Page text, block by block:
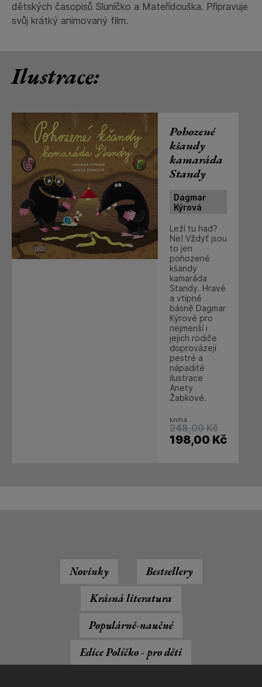
dětských časopisů Sluníčko a Mateřídouška. Připravuje
svůj krátký animovaný film.
Ilustrace:
Pohozené
kšandy
kamaráda
Standy
Dagmar
Kýrová
Leží tu had?
Ne! Vždyť jsou
to jen
pohozené
kšandy
kamaráda
Standy. Hravé
a vtipné
básně Dagmar
Kýrové pro
nejmenší i
jejich rodiče
doprovázejí
pestré a
nápadité
ilustrace
Anety
Žabkové.
kniha
248,00 Kč
198,00 Kč
Novinky
Bestsellery
Krásná literatura
Populárně-naučné
Edice Políčko - pro děti